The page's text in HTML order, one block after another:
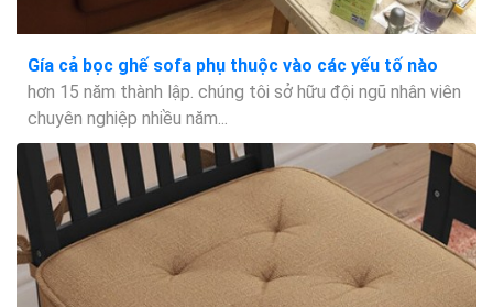
Gía cả bọc ghế sofa phụ thuộc vào các yếu tố nào
hơn 15 năm thành lập. chúng tôi sở hữu đội ngũ nhân viên
chuyên nghiệp nhiều năm...